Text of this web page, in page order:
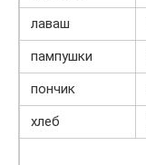
лаваш
пампушки
пончик
хлеб